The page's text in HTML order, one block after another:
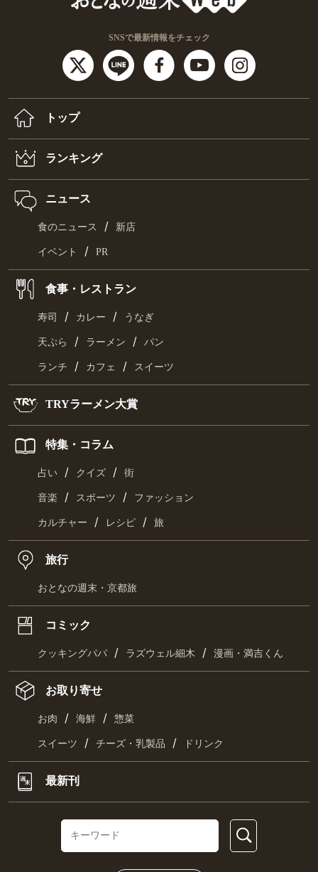
SNSで最新情報をチェック
トップ
ランキング
ニュース
食のニュース / 新店
イベント / PR
食事・レストラン
寿司 / カレー / うなぎ
天ぷら / ラーメン / パン
ランチ / カフェ / スイーツ
TRYラーメン大賞
特集・コラム
占い / クイズ / 街
音楽 / スポーツ / ファッション
カルチャー / レシピ / 旅
旅行
おとなの週末・京都旅
コミック
クッキングパパ / ラズウェル細木 / 漫画・満吉くん
お取り寄せ
お肉 / 海鮮 / 惣菜
スイーツ / チーズ・乳製品 / ドリンク
最新刊